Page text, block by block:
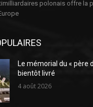
polonais offre la
Le mémorial du « père
bientôt livré
4 août 2026